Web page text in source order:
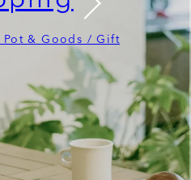
Pot & Goods / Gift